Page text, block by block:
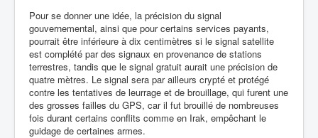
Pour se donner une idée, la précision du signal
gouvernemental, ainsi que pour certains services payants,
pourrait être inférieure à dix centimètres si le signal satellite
est complété par des signaux en provenance de stations
terrestres, tandis que le signal gratuit aurait une précision de
quatre mètres. Le signal sera par ailleurs crypté et protégé
contre les tentatives de leurrage et de brouillage, qui furent une
des grosses failles du GPS, car il fut brouillé de nombreuses
fois durant certains conflits comme en Irak, empêchant le
guidage de certaines armes.